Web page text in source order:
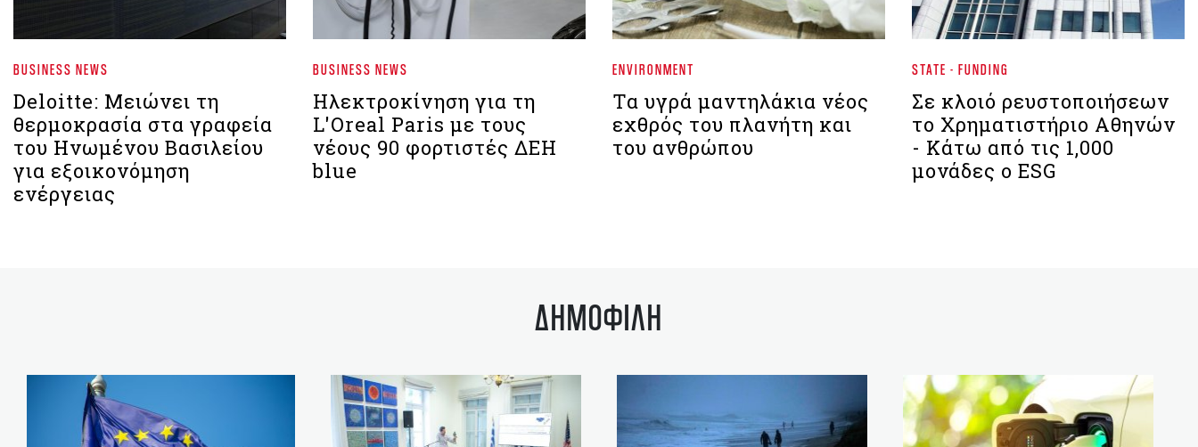
BUSINESS NEWS
Deloitte: Μειώνει τη
θερμοκρασία στα γραφεία
του Ηνωμένου Βασιλείου
για εξοικονόμηση
ενέργειας
BUSINESS NEWS
Ηλεκτροκίνηση για τη
L'Oreal Paris με τους
νέους 90 φορτιστές ΔΕΗ
blue
ENVIRONMENT
Τα υγρά μαντηλάκια νέος
εχθρός του πλανήτη και
του ανθρώπου
STATE - FUNDING
Σε κλοιό ρευστοποιήσεων
το Χρηματιστήριο Αθηνών
- Kάτω από τις 1,000
μονάδες ο ESG
ΔΗΜΟΦΙΛΗ